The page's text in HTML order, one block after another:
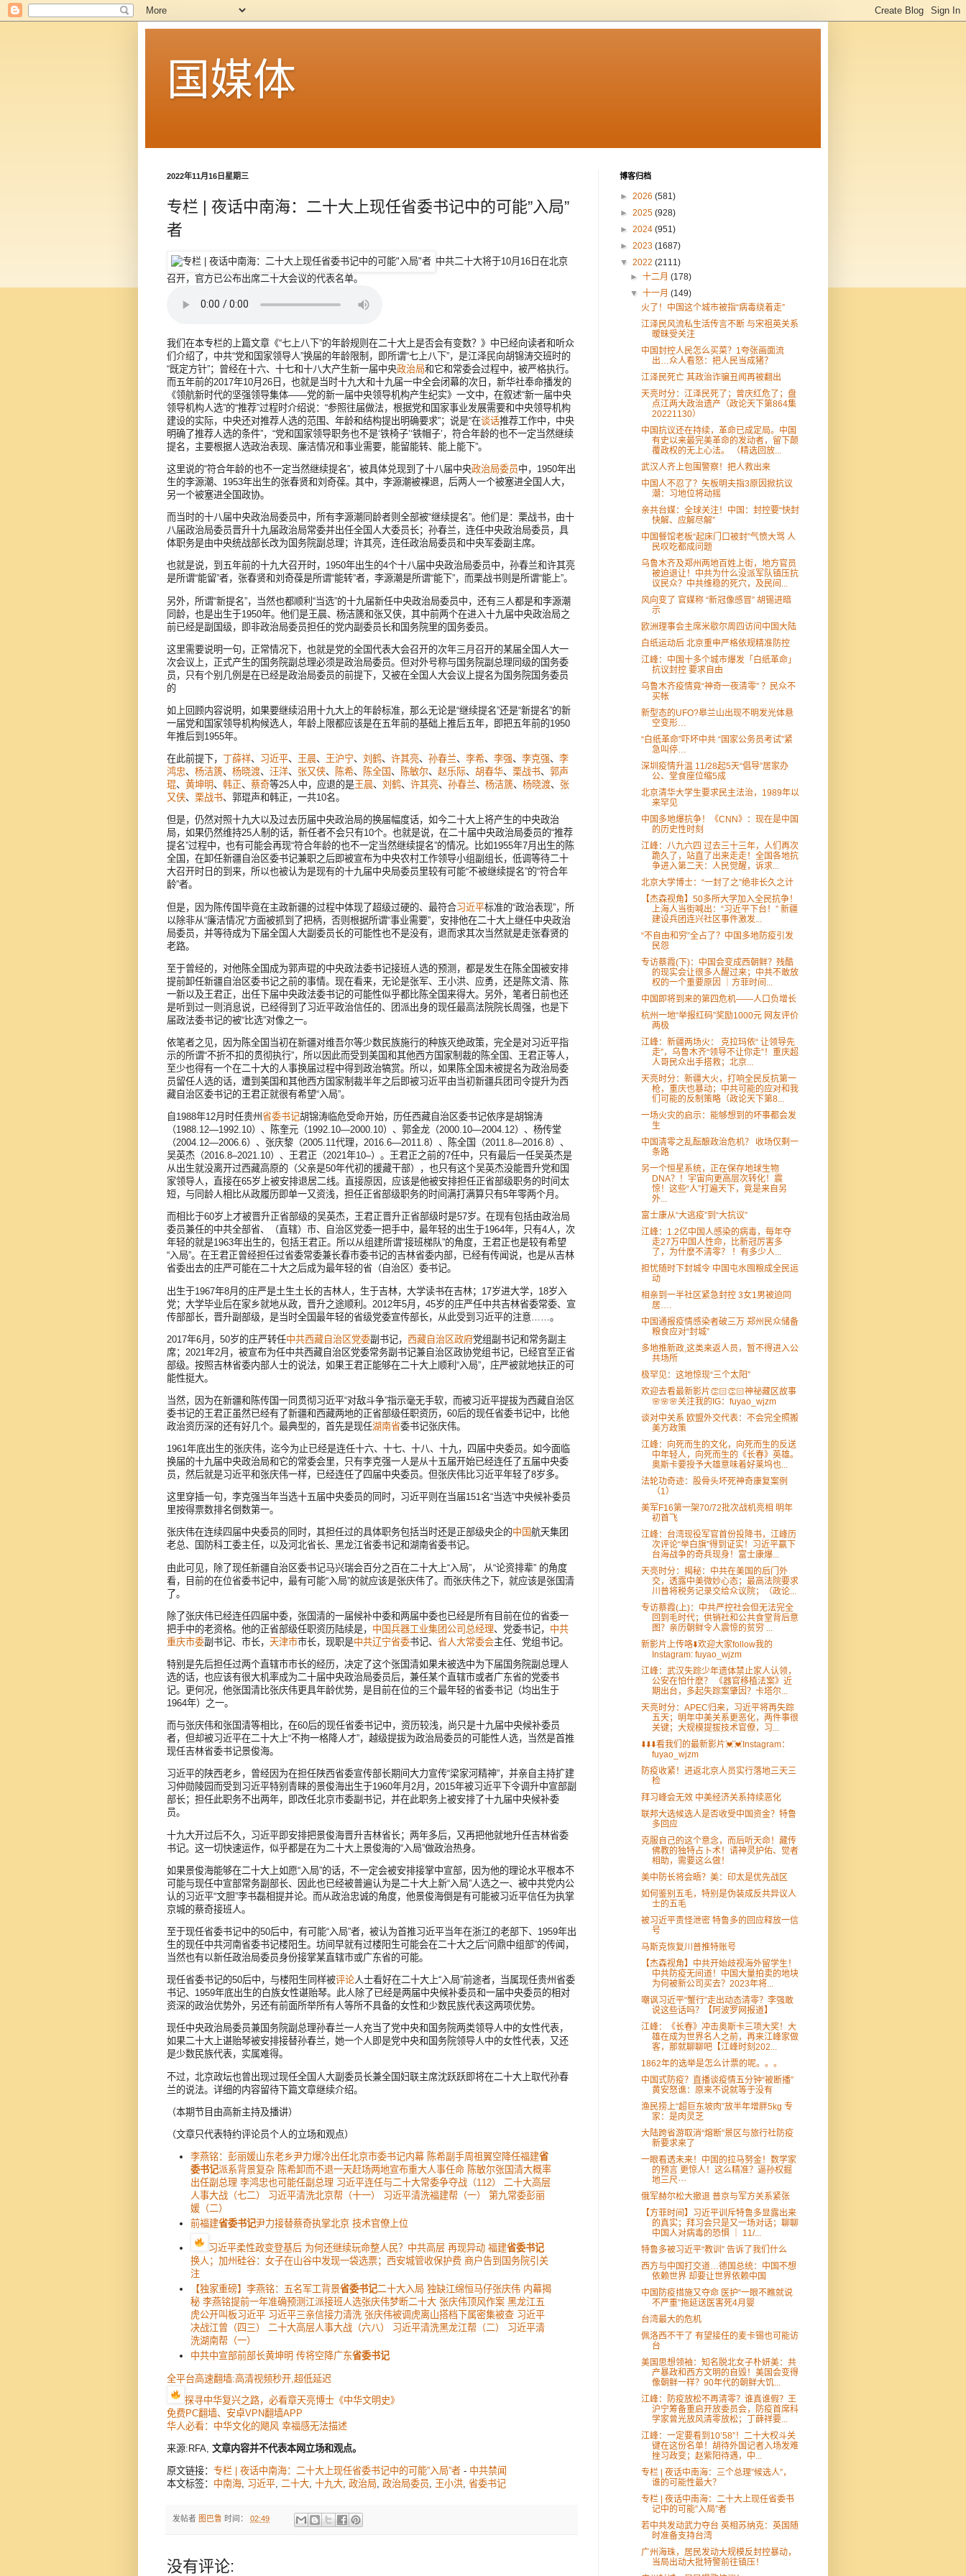
国媒体
2022年11月16日星期三
专栏 | 夜话中南海：二十大上现任省委书记中的可能”入局”
者
中共二十大将于10月16日在北京
召开，官方已公布出席二十大会议的代表名单。
我们在本专栏的上篇文章《“七上八下”的年龄规则在二十大上是否会有变数？》中已经向读者和听众
们介绍了，中共“党和国家领导人”换届的年龄限制，即所谓“七上八下”，是江泽民向胡锦涛交班时的
“既定方针”；曾经在十六、十七和十八大产生新一届中央政治局和它和常委会过程中，被严格执行。
而五年前的2017年10月26日，也就是当时十九大和十九届一中全会闭幕的次日，新华社奉命播发的
《领航新时代的坚强领导集体——党的新一届中央领导机构产生纪实》一文中，在叙述“新一届中央
领导机构人选”的“推荐”过程时介绍说：“参照往届做法，根据党和国家事业发展需要和中央领导机构
建设的实际，中央还对推荐人选的范围、年龄和结构提出明确要求”；说是“在谈话推荐工作中，中央
明确了推荐人选的条件”，“党和国家领导职务也不是‘铁椅子’‘铁帽子’，符合年龄的也不一定当然继续
提名，主要根据人选政治表现、廉洁情况和事业需要，能留能转、能上能下”。
这里说的“符合年龄的也不一定当然继续提名”，被具体兑现到了十八届中央政治局委员中，1950年出
生的李源潮、1953年出生的张春贤和刘奇葆。其中，李源潮被裸退，后两人一个被塞进全国人大，
另一个被塞进全国政协。
而当时的十八届中央政治局委员中，所有李源潮同龄者则全部被“继续提名”。他们是：栗战书，由十
八届政治局委员晋升十九届政治局常委并出任全国人大委员长；孙春兰，连任中央政治局委员，具
体职务是由中央统战部长改为国务院副总理；许其亮，连任政治局委员和中央军委副主席。
也就是说，到五年前的十九大召开时，1950年出生的4个十八届中央政治局委员中，孙春兰和许其亮
是所谓“能留”者，张春贤和刘奇葆是所谓“能转”者，李源潮是所谓“能下”，而栗战书则是所谓“能上”。
另外，所谓“新提名”，当然也都顺利“当选”的十九届新任中央政治局委员中，还有三人都是和李源潮
同龄，也是出生于1950年。他们是王晨、杨洁篪和张又侠，其中前两个在进入十九届中央政治局之
前已经是副国级，即非政治局委员担任的党内副委员长和国务院里的国务委员。
这里需要说明一句，正常情况下，也就是党的全国代表大会召开的次年三月召开的某届全国人大一
次会议上，正式产生的国务院副总理必须是政治局委员。但对外号称与国务院副总理同级的国务委
员，只有个别几例是在已经是政治局委员的前提下，又被在全国人大会议上提名为国务院国务委员
的
如上回顾内容说明，如果要继续沿用十九大上的年龄标准，那么无论是“继续提名”还是“新提名”的新
一届党和国家领导机构候选人，年龄上限都应该是在五年前的基础上推后五年，即把五年前的1950
年推后到1955年。
在此前提下， 丁薛祥、 习近平、 王晨、 王沪宁、 刘鹤、 许其亮、 孙春兰、 李希、 李强、 李克强、 李
鸿忠、 杨洁篪、 杨晓渡、 汪洋、 张又侠、 陈希、 陈全国 、 陈敏尔、 赵乐际、 胡春华、 栗战书、 郭声
琨、 黄坤明、 韩正、 蔡奇等25人中，应退的是王晨、 刘鹤、 许其亮、 孙春兰、 杨洁篪、 杨晓渡、 张
又侠、 栗战书、郭琨声和韩正，一共10名。
但是，仍然对照十九大以及过去历届中央政治局的换届幅度话，如今二十大上将产生的中央政治
局，如果仍然维持25人制的话，新任者不会只有10个。也就是说，在二十届中央政治局委员的“推荐
提名”过程中，也有可能会再现“符合年龄的也不一定当然继续提名”的情况。比如1955年7月出生的陈
全国，在卸任新疆自治区委书记兼职之后即被宣布为中央农村工作领导小组副组长，低调等待二十
大召开时日的到来，所以也被认为是现有的十九届中央局委员里较有可能“不被继续提名”的“符合年
龄”者。
但是，因为陈传国毕竟在主政新疆的过程中体现了超级过硬的、最符合习近平标准的“政治表现”，所
以除非从“廉洁情况”方面被抓到了把柄，否则根据所谓“事业需要”，安排他在二十大上继任中央政治
局委员，并等待成为下届全国人大副委员长的可能性也不是没有，退而求其次当然就是走张春贤的
老路。
至于曾经的，对他陈全国成为郭声琨的中央政法委书记接班人选的预测，都是发生在陈全国被安排
提前卸任新疆自治区委书记之前的事情。现在看来，无论是张军、王小洪、应勇，还是陈文清、陈
一新以及王君正，出任下届中央政法委书记的可能性似乎都比陈全国来得大。另外，笔者日前也还
是听到过一则消息说，已经得到了习近平政治信任的、团派出身的现任最高法院院长周强，也是下
届政法委书记的被“比选”对像之一。
依笔者之见，因为陈全国当初在新疆对维吾尔等少数民族施行的种族灭绝政策，完全是对习近平指
示的所谓“不折不扣的贯彻执行”，所以因此而受到美国和其他西方国家制裁的陈全国、王君正等人，
至少也得有一个在二十大的人事换届过程中得到政治犒赏。所以，如果陈全国未被提名为政治局委
员留任人选的话，遭到美国和其他西方国家制裁半年之后即被习近平由当初新疆兵团司令提升为西
藏自治区委书记的王君正就很有希望“入局”。
自1988年12月时任贵州省委书记胡锦涛临危受命开始，历任西藏自治区委书记依序是胡锦涛
（1988.12—1992.10）、陈奎元（1992.10—2000.10）、郭金龙（2000.10—2004.12）、杨传堂
（2004.12—2006.6）、张庆黎（2005.11代理，2016.6—2011.8）、陈全国（2011.8—2016.8）、
吴英杰（2016.8–2021.10）、王君正（2021年10–）。王君正之前的7任中，只有最后一任吴英杰是
从出生就没离开过西藏高原的（父亲是50年代初的援藏干部），也只有这个吴英杰没能晋升党和国
家领导人，直接在65岁上被安排退居二线。直接原因，应该是他被安排担任正省部级职务的时间太
短，与同龄人相比从政履历即单一又资浅，担任正省部级职务的时间满打满算只有5年零两个月。
而相比于60岁上才被晋升正省部级的吴英杰，王君正晋升正省部级时是57岁。在现有包括由政治局
委员兼任的中共全部省、（直辖）市、自治区党委一把手中，最年轻的出生于1964年，只有4人，次
年轻的就是1963年出生的，包括王君正。所以从组建所谓“接班梯队”的角度，王君正也是较有希望
“入局”。在王君正曾经担任过省委常委兼长春市委书记的吉林省委内部，已经有传闻说，也是从吉林
省委出去的庄严可能在二十大之后成为最年轻的省（自治区）委书记。
出生于1967年8月的庄严是土生土长的吉林人，生于吉林，大学读书在吉林；17岁进大学，18岁入
党；大学毕业后在家乡就地从政，晋升之途顺利。2012年5月，45岁的庄严任中共吉林省委常委、宣
传部部长，晋升副部级，是当时全国最年轻的省级党委宣传部长，从此受到习近平的注意……。
2017年6月，50岁的庄严转任中共西藏自治区党委副书记， 西藏自治区政府党组副书记和常务副主
席；2021年2月，被宣布为任中共西藏自治区党委常务副书记兼自治区政协党组书记，已经官至正省
部级。按照吉林省委内部人士的说法，如果王君正能够在二十大上顺利“入局”，庄严被就地扶正的可
能性挺大。
当然，因为在新疆和陈传国一同贯彻习近平“对敌斗争”指示毫无手软，而被习近平提拔为西藏自治区
委书记的王君正虽然已经有了新疆和西藏两地的正省部级任职资历，60后的现任省委书记中，比他
政治资历深的还有好几个。最典型的，首先是现任湖南省委书记张庆伟。
1961年底出生的张庆伟，迄今为止已经是连任十六、十七、十八、十九，四届中央委员。如今面临
换届的十九届中央政治局和它的常委会里，只有李克强一人是从十五届开始已经连任了五届中央委
员，然后就是习近平和张庆伟一样，已经连任了四届中央委员。但张庆伟比习近平年轻了8岁多。
这里穿插一句，李克强当年当选十五届中央委员的同时，习近平则在当届151名“当选”中央候补委员
里按得票数排名倒数第一。
张庆伟在连续四届中央委员的同时，其担任过的具体职务包括当时还是正部级央企的中国航天集团
老总、国防科工委主任，以及河北省长、黑龙江省委书记和湖南省委书记。
由此可见，除了现任新疆自治区委书记马兴瑞会百分之百在二十大上“入局”， 从“论资排辈” 的角度
看，目前的在位省委书记中，最有可能“入局”的就应该是张庆伟了。而张庆伟之下，就应该是张国清
了。
除了张庆伟已经连任四届中委，张国清的一届候补中委和两届中委也已经是所有目前在位的省委一
把手中的老资格。他的正省部级任职资历陆续是， 中国兵器工业集团公司 总经理、党委书记， 中共
重庆市委副书记、市长， 天津市市长，现职是中共辽宁省委书记、 省人大常委会主任、党组书记。
特别是先后担任过两个直辖市市长的经历，决定了这个张国清如果未被选中为下届国务院副总理人
选的话，也应该有很大机率成为二十届中央政治局委员后，兼任某个直辖市或者广东省的党委书
记。更何况，他张国清比张庆伟更具年龄优势，是目前在位的三个最年轻的省委书记（均出生于
1964年）之一。
而与张庆伟和张国清等相比，在60后的现任省委书记中，资历较浅，尚只是十九届中央候补委员
者，但却被习近平在二十大上“不拘一格降人才”，越级提拔为政治局委员的可能性人选，当然是首推
现任吉林省委书记景俊海。
习近平的陕西老乡，曾经因为在担任陕西省委宣传部长期间大力宣传“梁家河精神”，并亲自主持扩建
习仲勋陵园而受到习近平特别青睐的景俊海出生于1960年月2月，2015年被习近平下令调升中宣部副
部长；担任此职务不出两年，即改任北京市委副书记，并在此职务上被安排了十九届中央候补委
员。
十九大开过后不久，习近平即安排把景俊海晋升吉林省长；两年多后，又再把他就地升任吉林省委
书记。这一切快速运作，似乎都是在为二十大上景俊海的“入局”做政治热身。
如果景俊海能够在二十大上如愿“入局”的话，不一定会被安排接掌中宣部，因为他的理论水平根本不
可能与现任中宣部常务副部长、因此也已经被普遍认为是二十大上新“入局”人选之一、被中共党内公
认的习近平“文胆”李书磊相提并论。而从政治忠诚的角度，他景俊海倒是有可能被习近平信任为执掌
京城的蔡奇接班人。
至于现任省委书记中的50后中，有可能“入局”者，被认为首推习近平当年在浙江的老部下、1959年出
生的现任中共河南省委书记楼阳生。坊间早就有过楼阳生可能会在二十大之后“问鼎中组部”的传闻，
当然也有以新任政治局委员身份接掌某直辖市或广东省的可能。
现任省委书记的50后中，与楼阳生同样被评论人士看好在二十大上“入局”前途者，当属现任贵州省委
书记、1959年底出生的白族女性谌贻琴。此人除了已经是两届中央候补委员和一届中央委员的相对
资深的政治优势外，另还有前面所举所有人等所不具备的女性和少数民族代表这两项优势。
现任中央政治局委员兼国务院副总理孙春兰一人充当了党中央和国务院两类领导人中的女性代表，
如果二十大上谌贻琴被安排接替孙春兰，她一个人即是党中央和国务院领导人中的女性代表，又还
是少数民族代表，实属难得。
不过，北京政坛也曾出现过现任全国人大副委员长兼全国妇联主席沈跃跃即将在二十大上取代孙春
兰的说法。详细的内容留待下篇文章继续介绍。
（本期节目由高新主持及播讲）
（文章只代表特约评论员个人的立场和观点）
李燕铭：彭丽媛山东老乡尹力爆冷出任北京市委书记内幕 陈希副手周祖翼空降任福建省
委书记派系背景复杂 陈希卸而不退一天赶场两地宣布重大人事任命 陈敏尔张国清大概率
出任副总理 李鸿忠也可能任副总理 习近平连任与二十大常委争夺战（112） 二十大高层
人事大战（七二） 习近平清洗北京帮（十一） 习近平清洗福建帮（一） 第九常委彭丽
媛（二）
前福建省委书记尹力接替蔡奇执掌北京 技术官僚上位
习近平柔性政变登基后 为何还继续玩命整人民？中共高层 再现异动 福建省委书记
换人；加州硅谷：女子在山谷中发现一袋选票；西安城管收保护费 商户告到国务院引关
注
【独家重磅】李燕铭：五名军工背景省委书记二十大入局 独缺江绵恒马仔张庆伟 内幕揭
秘 李燕铭提前一年准确预测江派接班人选张庆伟梦断二十大 张庆伟顶风作案 黑龙江五
虎公开叫板习近平 习近平三亲信接力清洗 张庆伟被调虎离山搭档下属密集被查 习近平
决战江曾（四三） 二十大高层人事大战（六八） 习近平清洗黑龙江帮（二） 习近平清
洗湖南帮（一）
中共中宣部前部长黄坤明 传将空降广东省委书记
全平台高速翻墙:高清视频秒开,超低延迟
探寻中华复兴之路，必看章天亮博士《中华文明史》
免费PC翻墙、安卓VPN翻墙APP
华人必看：中华文化的飓风 幸福感无法描述
来源:RFA, 文章内容并不代表本网立场和观点。
原文链接： 专栏 | 夜话中南海：二十大上现任省委书记中的可能”入局”者 - 中共禁闻
本文标签： 中南海, 习近平, 二十大, 十九大, 政治局, 政治局委员, 王小洪, 省委书记
发帖者 图巴鲁 时间： 02:49
没有评论:
博客归档
► 2026 (581)
► 2025 (928)
► 2024 (951)
► 2023 (1687)
▼ 2022 (2111)
►十二月(178)
▼十一月(149)
火了！中国这个城市被指“病毒绕着走”
江泽民风流私生活传言不断 与宋祖英关系
暧昧受关注
中国封控人民怎么买菜？1夸张画面流
出…众人看怒：把人民当成猪？
江泽民死亡 其政治诈骗丑闻再被翻出
天亮时分：江泽民死了；曾庆红危了；盘
点江两大政治遗产（政论天下第864集
20221130）
中国抗议还在持续，革命已成定局。中国
有史以来最完美革命的发动者，留下颠
覆政权的无上心法。 （精选回放...
武汉人齐上包围警察！把人救出来
中国人不忍了？矢板明夫指3原因掀抗议
潮：习地位将动摇
亲共台媒：全球关注！中国：封控要“快封
快解、应解尽解”
中国餐馆老板“起床门口被封”气愤大骂 人
民叹吃都成问题
乌鲁木齐及郑州两地百姓上街，地方官员
被迫退让！中共为什么没派军队镇压抗
议民众？中共维稳的死穴，及民间...
风向变了 官媒称 “新冠像感冒” 胡锡进暗
示
欧洲理事会主席米歇尔周四访问中国大陆
白纸运动后 北京重申严格依规精准防控
江峰：中国十多个城市爆发「白纸革命」
抗议封控 要求自由
乌鲁木齐疫情竟“神奇一夜清零” ？民众不
买帐
新型态的UFO?皋兰山出现不明发光体悬
空变形…
“白纸革命”吓坏中共 “国家公务员考试”紧
急叫停…
深圳疫情升温 11/28起5天“倡导”居家办
公、堂食座位缩5成
北京清华大学生要求民主法治，1989年以
来罕见
中国多地爆抗争！《CNN》：现在是中国
的历史性时刻
江峰：八九六四 过去三十三年，人们再次
跪久了，站直了出来走走！全国各地抗
争进入第二天：人民觉醒，诉求...
北京大学博士：“一封了之”绝非长久之计
【杰森视角】50多所大学加入全民抗争！
上海人当街喊出：“习近平下台！” 新疆
建设兵团连兴社区事件激发...
“不自由和穷”全占了？中国多地防疫引发
民怨
专访蔡霞(下)：中国会变成西朝鲜？残酷
的现实会让很多人醒过来；中共不敢放
权的一个重要原因 ｜方菲时间...
中国即将到来的第四危机——人口负增长
杭州一地“举报红码”奖励1000元 网友评价
两极
江峰：新疆两场火： 克拉玛依“ 让领导先
走”，乌鲁木齐“领导不让你走”！重庆超
人哥民众出手搭救；北京...
天亮时分：新疆大火，打响全民反抗第一
枪，重庆也暴动；中共可能的应对和我
们可能的反制策略（政论天下第8...
一场火灾的启示：能够想到的坏事都会发
生
中国清零之乱酝酿政治危机？ 收场仅剩一
条路
另一个恒星系统，正在保存地球生物
DNA？！宇宙向更高层次转化！震
惊！这些“人”打遍天下，竟是来自另
外...
富士康从“大逃疫”到“大抗议”
江峰：1.2亿中国人感染的病毒，每年夺
走27万中国人性命，比新冠厉害多
了，为什麽不清零？ ！有多少人...
担忧随时下封城令 中国屯水囤粮成全民运
动
相亲到一半社区紧急封控 3女1男被迫同
居….
中国通报疫情感染者破三万 郑州民众储备
粮食应对“封城”
多地推新政,这类来返人员，暂不得进入公
共场所
极罕见：这地惊现“三个太阳”
欢迎去看最新影片👏🏻👏🏻神祕藏区故事
🌸🌸🌸关注我的IG：fuyao_wjzm
谈对中关系 欧盟外交代表：不会完全照搬
美方政策
江峰：向死而生的文化，向死而生的反送
中年轻人，向死而生的《长春》英雄。
奥斯卡要授予大雄意味着好莱坞也...
法轮功奇迹：股骨头坏死神奇康复案例
（1）
美军F16第一架70/72批次战机亮相 明年
初首飞
江峰：台湾现役军官首份投降书，江峰历
次评论“举白旗”得到证实！习近平赢下
台海战争的奇兵现身！富士康爆...
天亮时分：揭秘：中共在美国的后门外
交，透露中美微妙心态；最高法院要求
川普将税务记录交给众议院；（政论...
专访蔡霞(上)：中共严控社会但无法完全
回到毛时代；供销社和公共食堂背后意
图？亲历朝鲜令人震惊的贫穷 ...
新影片上传咯⬇️欢迎大家follow我的
Instagram: fuyao_wjzm
江峰：武汉失踪少年遗体禁止家人认领，
公安在怕什麽？ 《器官移植法案》近
期出台，多起失踪案肇因？卡塔尔...
天亮时分：APEC归来，习近平将再失踪
五天；明年中美关系更恶化，两件事很
关键；大规模提拔技术官僚，习...
⬇️⬇️⬇️看我们的最新影片💓💓Instagram：
fuyao_wjzm
防疫收紧！进返北京人员实行落地三天三
检
拜习峰会无效 中美经济关系持续恶化
联邦大选候选人是否收受中国资金？特鲁
多回应
克服自己的这个意念，而后听天命！藏传
佛教的独特占卜术！请神灵护佑、觉者
相助，需要这么做！
美中防长将会晤？美：印太是优先战区
如何鉴别五毛，特别是伪装成反共异议人
士的五毛
被习近平责怪泄密 特鲁多的回应释放一信
号
马斯克恢复川普推特账号
【杰森视角】中共开始歧视海外留学生！
中共防疫无间道！中国大量拍卖的地块
为何被新公司买去？2023年将...
嘲讽习近平“蟹行”走出动态清零？李强敢
说这些话吗？【阿波罗网报道】
江峰：《长春》冲击奥斯卡三项大奖！大
雄在成为世界名人之前，再来江峰家做
客，那就聊聊吧【江峰时刻202...
1862年的选举是怎么计票的呢。。。
中国式防疫？直播谈疫情五分钟“被断播”
黄安怒谯：原来不说就等于没有
渔民捞上“超巨东坡肉”放半年增胖5kg 专
家：是肉灵芝
大陆跨省游取消“熔断”景区与旅行社防疫
新要求来了
一眼看透未来！中国的拉马努金！数学家
的预言 更惊人！这么精准？逼孙权掘
地三尺⋯
俄军赫尔松大撤退 普京与军方关系紧张
【方菲时间】习近平训斥特鲁多显露出来
的真实；拜习会只是又一场对话；聊聊
中国人对病毒的恐惧 ｜ 11/...
特鲁多被习近平“教训” 告诉了我们什么
西方与中国打交道…德国总统：中国不想
依赖世界 却要让世界依赖中国
中国防疫措施又夺命 医护“一眼不瞧就说
不严重”拖延送医害死4月婴
台湾最大的危机
佩洛西不干了 有望接任的麦卡锡也可能访
台
美国思想领袖：知名脱北女子朴妍美：共
产暴政和西方文明的自毁！美国会变得
像朝鲜一样？90年代的朝鲜大饥...
江峰：防疫放松不再清零？谁真谁假？王
沪宁筹备重启开放委员会，防疫首席科
学家曾光放风清零放松；丁薛祥要...
江峰：一定要看到10’58”！二十大权斗关
键在这份名单！胡待外国记者入场发难
挫习政变；赵紫阳待遇，中...
专栏 | 夜话中南海：三个总理”候选人”，
谁的可能性最大？
专栏 | 夜话中南海：二十大上现任省委书
记中的可能”入局”者
若中共发动武力夺台 英相苏纳克：英国随
时准备支持台湾
广州海珠，居民发动大规模反封控暴动，
当局出动大批特警前往镇压！